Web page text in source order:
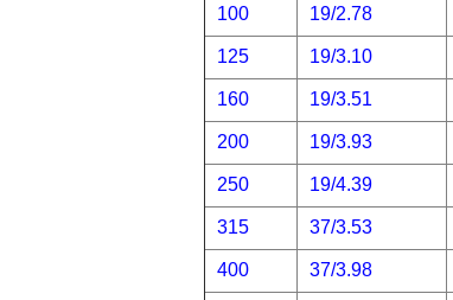
100 19/2.78
125 19/3.10
160 19/3.51
200 19/3.93
250 19/4.39
315 37/3.53
400 37/3.98